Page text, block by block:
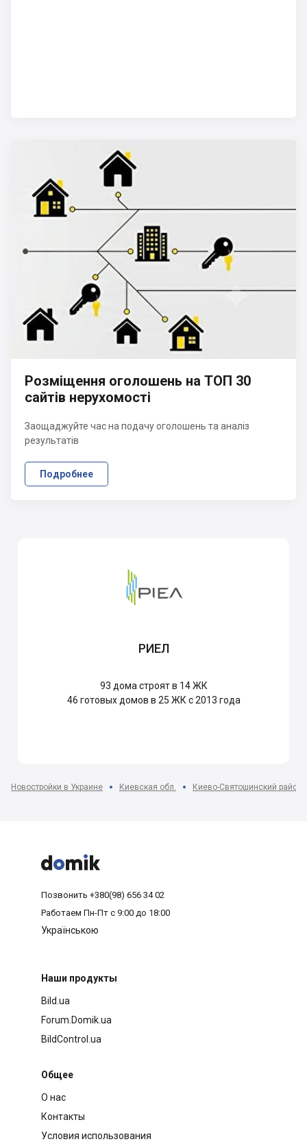
Розміщення оголошень на ТОП 30
сайтів нерухомості
Заощаджуйте час на подачу оголошень та аналіз
результатів
Подробнее
РИЕЛ
93 дома строят в 14 ЖК
46 готовых домов в 25 ЖК с 2013 года
Новостройки в Украине Киевская обл. Киево-Святошинский район



Позвонить +380(98) 656 34 02
Работаем Пн-Пт с 9:00 до 18:00
Українською
Наши продукты
Bild.ua
Forum.Domik.ua
BildControl.ua
Общее
О нас
Контакты
Условия использования